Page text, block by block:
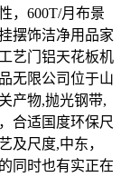
，600T/月布景
摆饰洁净用品家
艺门铝天花板机
无限公司位于山
产物,抛光钢带,
合适国度环保尺
及尺度,中东，
同时也有实正在